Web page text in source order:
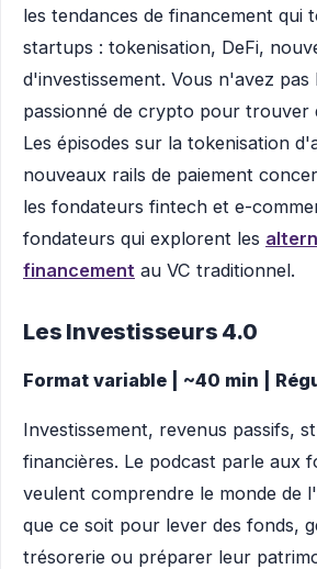
les tendances de financement qui
startups : tokenisation, DeFi,
d'investissement. Vous n'avez
passionné de crypto pour trouver
Les épisodes sur la tokenisation
nouveaux rails de paiement
les fondateurs fintech et e-
fondateurs qui explorent les
financement au VC traditionnel.
Les Investisseurs 4.0
Format variable | ~40 min |
Investissement, revenus passifs,
financières. Le podcast parle aux
veulent comprendre le monde de
que ce soit pour lever des fonds,
trésorerie ou préparer leur